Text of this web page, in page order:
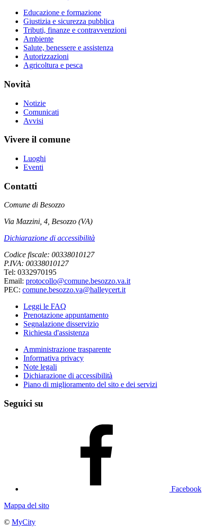
Educazione e formazione
Giustizia e sicurezza pubblica
Tributi, finanze e contravvenzioni
Ambiente
Salute, benessere e assistenza
Autorizzazioni
Agricoltura e pesca
Novità
Notizie
Comunicati
Avvisi
Vivere il comune
Luoghi
Eventi
Contatti
Comune di Besozzo
Via Mazzini, 4, Besozzo (VA)
Dichiarazione di accessibilità
Codice fiscale: 00338010127
P.IVA: 00338010127
Tel: 0332970195
Email: protocollo@comune.besozzo.va.it
PEC: comune.besozzo.va@halleycert.it
Leggi le FAQ
Prenotazione appuntamento
Segnalazione disservizio
Richiesta d'assistenza
Amministrazione trasparente
Informativa privacy
Note legali
Dichiarazione di accessibilità
Piano di miglioramento del sito e dei servizi
Seguici su
Facebook
Mappa del sito
© MyCity